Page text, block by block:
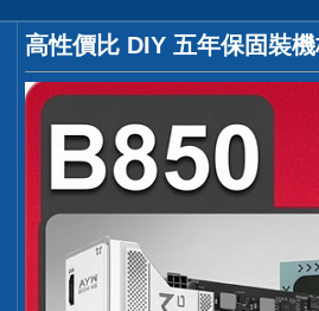
高性價比 DIY 五年保固裝